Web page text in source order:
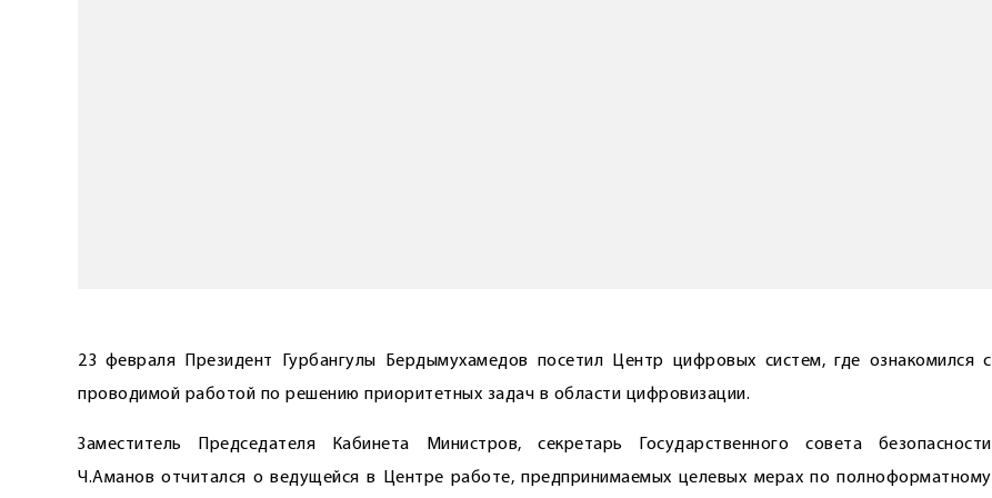
23 февраля Президент Гурбангулы Бердымухамедов посетил Центр цифровых систем, где ознакомился с
проводимой работой по решению приоритетных задач в области цифровизации.
Заместитель Председателя Кабинета Министров, секретарь Государственного совета безопасности
Ч.Аманов отчитался о ведущейся в Центре работе, предпринимаемых целевых мерах по полноформатному